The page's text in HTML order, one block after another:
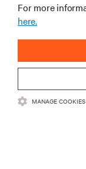
O NAS
DOŁĄCZ DO NAS
For more
here.
MANAGE COOKIES